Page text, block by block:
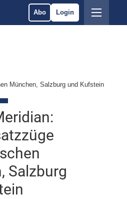
Abo Login
München, Salzburg und Kufstein
Salzburg